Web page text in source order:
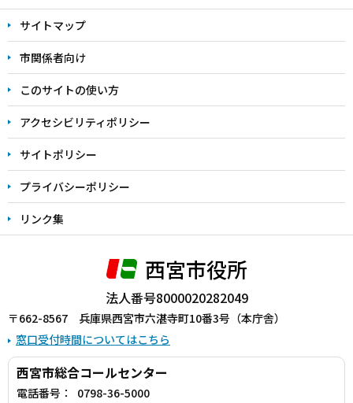
文
こ
こ
ま
で
サイトマップ
市関係者向け
このサイトの使い方
アクセシビリティポリシー
サイトポリシー
プライバシーポリシー
リンク集
西宮市役所
法人番号8000020282049
〒662-8567 兵庫県西宮市六湛寺町10番3号（本庁舎）
窓口受付時間についてはこちら
西宮市総合コールセンター
電話番号：
0798-36-5000